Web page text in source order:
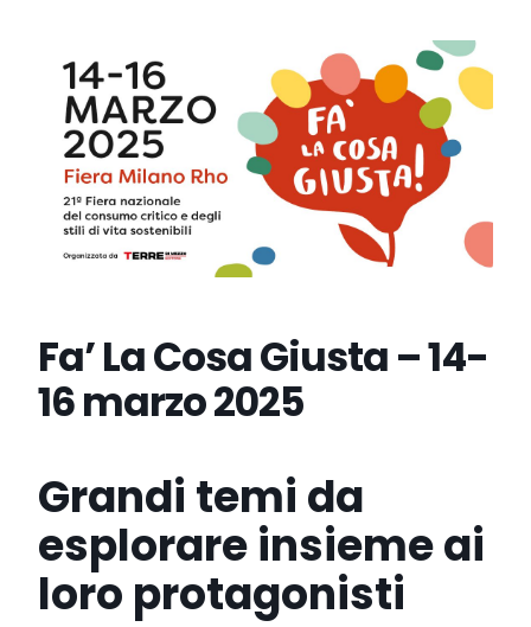
Fa’ La Cosa Giusta – 14-
16 marzo 2025
Grandi temi da
esplorare insieme ai
loro protagonisti